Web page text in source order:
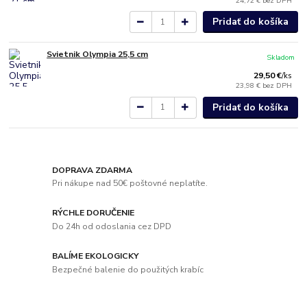
Pridať do košíka
Svietnik Olympia 25,5 cm
29,50 €/ks
23,98 € bez DPH
Skladom
Pridať do košíka
DOPRAVA ZDARMA
Pri nákupe nad 50€ poštovné neplatíte.
RÝCHLE DORUČENIE
Do 24h od odoslania cez DPD
BALÍME EKOLOGICKY
Bezpečné balenie do použitých krabíc